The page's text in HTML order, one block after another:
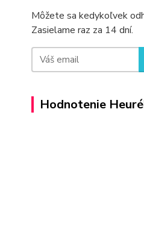
Môžete sa kedykoľvek
Zasielame raz za 14 dní.
Hodnotenie